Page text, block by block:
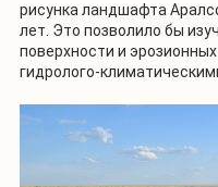
рисунка ландшафта
лет. Это позволило бы
поверхности и
гидролого-